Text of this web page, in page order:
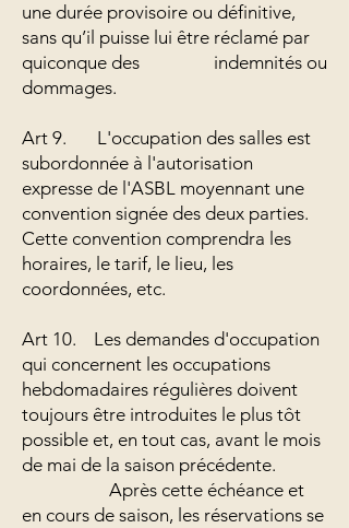
une durée provisoire ou définitive,
sans qu’il puisse lui être réclamé par
quiconque des indemnités ou
dommages.
Art 9. L'occupation des salles est
subordonnée à l'autorisation
expresse de l'ASBL moyennant une
convention signée des deux parties.
Cette convention comprendra les
horaires, le tarif, le lieu, les
coordonnées, etc.
Art 10. Les demandes d'occupation
qui concernent les occupations
hebdomadaires régulières doivent
toujours être introduites le plus tôt
possible et, en tout cas, avant le mois
de mai de la saison précédente.
Après cette échéance et
en cours de saison, les réservations se